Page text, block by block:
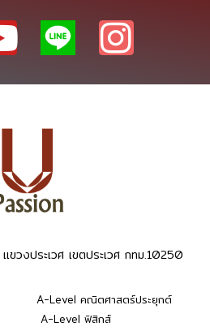
วงประเวศ เขตประเวศ กทม.10250
A-Level คณิตศาสตร์ประยุกต์
A-Level ฟิสิกส์